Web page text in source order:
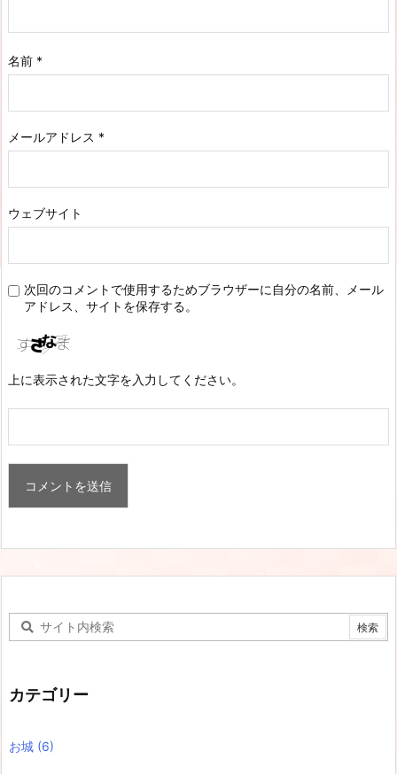
名前 *
メールアドレス *
ウェブサイト
次回のコメントで使用するためブラウザーに自分の名前、メール
アドレス、サイトを保存する。
上に表示された文字を入力してください。
カテゴリー
お城 (6)